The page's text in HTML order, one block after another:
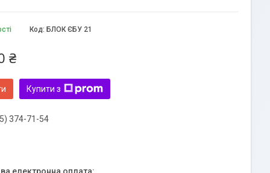
Код: БЛОК ЄБУ 21
₴
Купити з
374-71-54